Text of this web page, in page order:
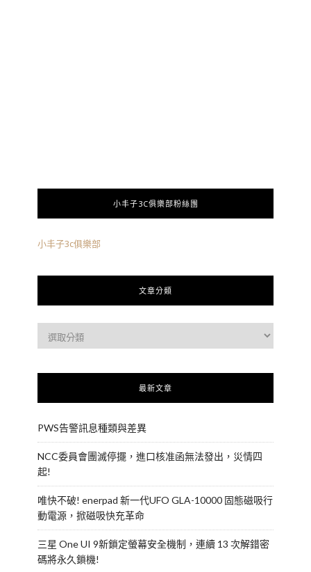
小丰子3C俱樂部粉絲團
小丰子3c俱樂部
文章分類
最新文章
PWS告警訊息種類與差異
NCC委員會團滅停擺，進口核准函無法發出，災情四
起!
唯快不破! enerpad 新一代UFO GLA-10000 固態磁吸行
動電源，掀磁吸快充革命
三星 One UI 9新鎖定螢幕安全機制，連續 13 次解錯密
碼將永久鎖機!